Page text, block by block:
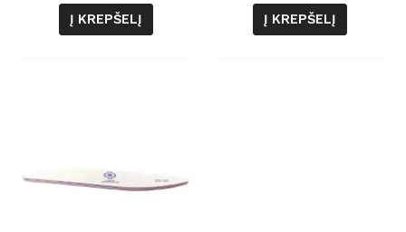
Į KREPŠELĮ Į KREPŠELĮ